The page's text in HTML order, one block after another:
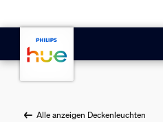
Alle anzeigen Deckenleuchten